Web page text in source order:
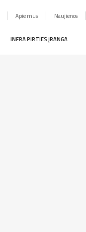
Apie mus Naujienos
INFRA PIRTIES ĮRANGA